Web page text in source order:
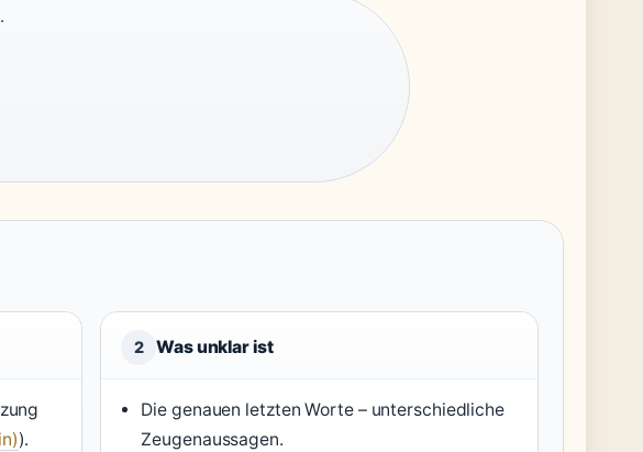
).
2 Was unklar ist
Die genauen letzten Worte – unterschiedliche
Zeugenaussagen.